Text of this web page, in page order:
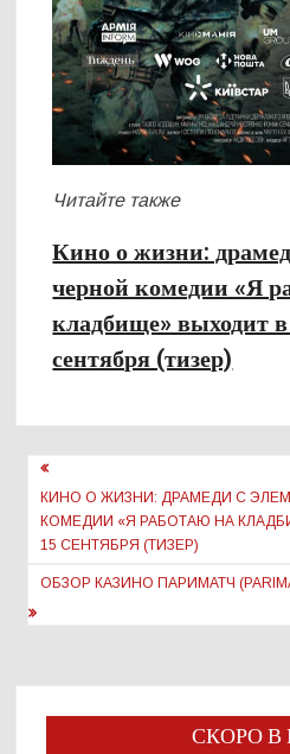
Читайте также
Кино о жизни:
черной комедии «Я
кладбище» выходит
сентября (тизер)
Навигация
по
записям
КИНО О ЖИЗНИ: ДРАМЕДИ С
КОМЕДИИ «Я РАБОТАЮ НА
15 СЕНТЯБРЯ (ТИЗЕР)
ОБЗОР КАЗИНО ПАРИМАТЧ
СКОРО В